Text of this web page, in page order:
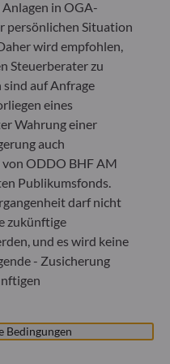
Düsseldorf
Surveillance du
B
Russland
Europäischen Union
Krise verhängten
dass es gemäß den
in OGA-
persönlichen Situation
wird empfohlen,
Steuerberater zu
auf Anfrage
eines
Wahrung einer
auch
ODDO BHF AM
Publikumsfonds.
darf nicht
zukünftige
und es wird keine
- Zusicherung
Bedingungen